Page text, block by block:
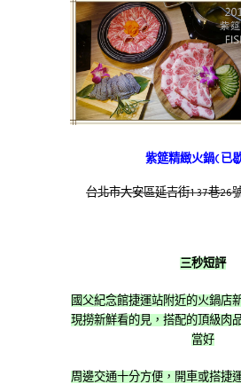
紫筵精緻火鍋(已
台北市大安區延吉街137巷26
三秒短評
國父紀念館捷運站附近的火鍋店
現撈新鮮看的見，搭配的頂級肉
當好
周邊交通十分方便，開車或搭捷